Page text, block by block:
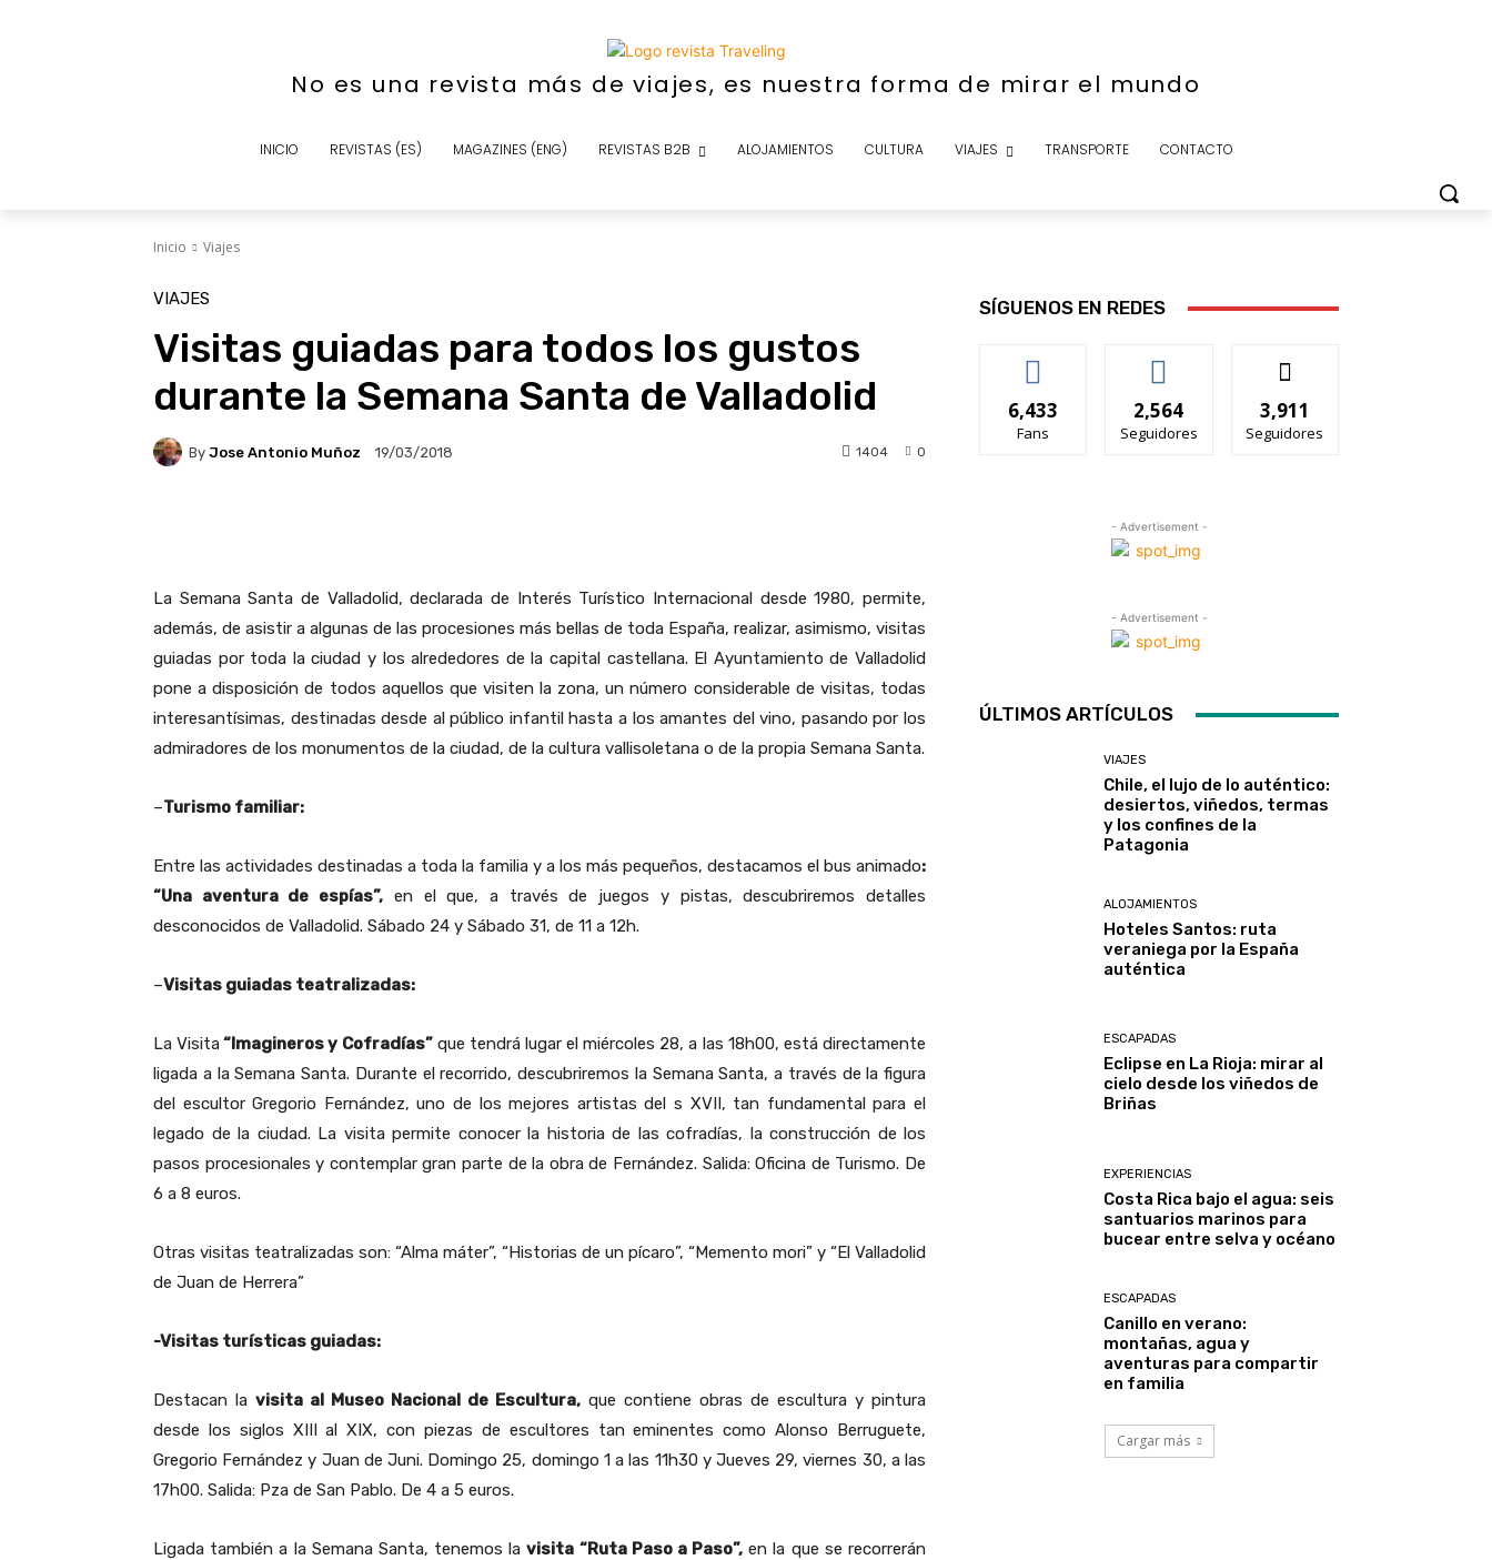
No es una revista más de viajes, es nuestra forma de mirar el mundo
INICIO REVISTAS (ES) MAGAZINES (ENG) REVISTAS B2B ALOJAMIENTOS CULTURA VIAJES TRANSPORTE CONTACTO
Inicio Viajes
VIAJES
Visitas guiadas para todos los gustos
durante la Semana Santa de Valladolid
By Jose Antonio Muñoz 19/03/2018 0
1404
La Semana Santa de Valladolid, declarada de Interés Turístico Internacional desde 1980, permite,
además, de asistir a algunas de las procesiones más bellas de toda España, realizar, asimismo, visitas
guiadas por toda la ciudad y los alrededores de la capital castellana. El Ayuntamiento de Valladolid
pone a disposición de todos aquellos que visiten la zona, un número considerable de visitas, todas
interesantísimas, destinadas desde al público infantil hasta a los amantes del vino, pasando por los
admiradores de los monumentos de la ciudad, de la cultura vallisoletana o de la propia Semana Santa.
–Turismo familiar:
Entre las actividades destinadas a toda la familia y a los más pequeños, destacamos el bus animado:
“Una aventura de espías”, en el que, a través de juegos y pistas, descubriremos detalles
desconocidos de Valladolid. Sábado 24 y Sábado 31, de 11 a 12h.
–Visitas guiadas teatralizadas:
La Visita“Imagineros y Cofradías”que tendrá lugar el miércoles 28, a las 18h00, está directamente
ligada a la Semana Santa. Durante el recorrido, descubriremos la Semana Santa, a través de la figura
del escultor Gregorio Fernández, uno de los mejores artistas del s XVII, tan fundamental para el
legado de la ciudad. La visita permite conocer la historia de las cofradías, la construcción de los
pasos procesionales y contemplar gran parte de la obra de Fernández. Salida: Oficina de Turismo. De
6 a 8 euros.
Otras visitas teatralizadas son: “Alma máter”, “Historias de un pícaro”, “Memento mori” y “El Valladolid
de Juan de Herrera”
-Visitas turísticas guiadas:
Destacan la visita al Museo Nacional de Escultura, que contiene obras de escultura y pintura
desde los siglos XIII al XIX, con piezas de escultores tan eminentes como Alonso Berruguete,
Gregorio Fernández y Juan de Juni. Domingo 25, domingo 1 a las 11h30 y Jueves 29, viernes 30, a las
17h00. Salida: Pza de San Pablo. De 4 a 5 euros.
Ligada también a la Semana Santa, tenemos lavisita “Ruta Paso a Paso”, en la que se recorrerán
SÍGUENOS EN REDES
6,433
Fans
2,564
Seguidores
3,911
Seguidores
- Advertisement -
- Advertisement -
ÚLTIMOS ARTÍCULOS
VIAJES
Chile, el lujo de lo auténtico:
desiertos, viñedos, termas
y los confines de la
Patagonia
ALOJAMIENTOS
Hoteles Santos: ruta
veraniega por la España
auténtica
ESCAPADAS
Eclipse en La Rioja: mirar al
cielo desde los viñedos de
Briñas
EXPERIENCIAS
Costa Rica bajo el agua: seis
santuarios marinos para
bucear entre selva y océano
ESCAPADAS
Canillo en verano:
montañas, agua y
aventuras para compartir
en familia
Cargar más